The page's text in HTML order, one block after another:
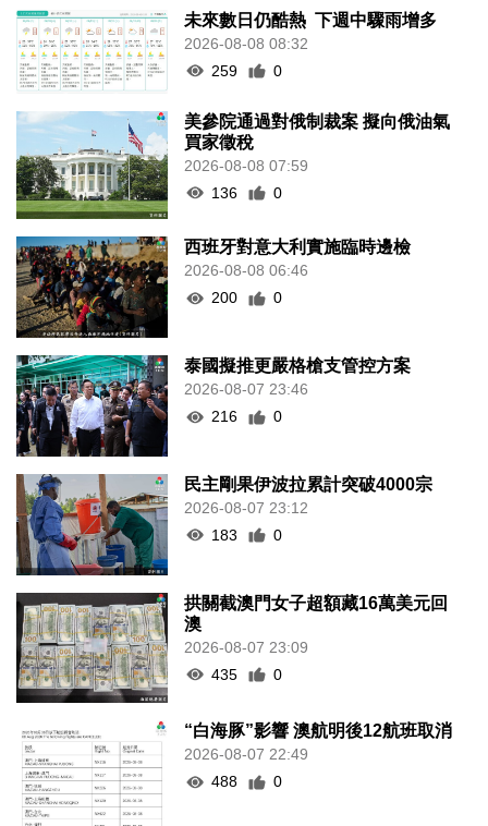
未來數日仍酷熱 下週中驟雨增多
2026-08-08 08:32
259
0
美參院通過對俄制裁案 擬向俄油氣
買家徵稅
2026-08-08 07:59
136
0
西班牙對意大利實施臨時邊檢
2026-08-08 06:46
200
0
泰國擬推更嚴格槍支管控方案
2026-08-07 23:46
216
0
民主剛果伊波拉累計突破4000宗
2026-08-07 23:12
183
0
拱關截澳門女子超額藏16萬美元回
澳
2026-08-07 23:09
435
0
“白海豚”影響 澳航明後12航班取消
2026-08-07 22:49
488
0